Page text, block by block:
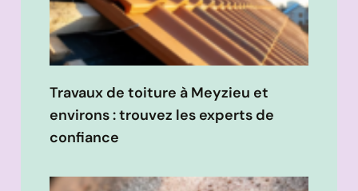
Travaux de toiture à Meyzieu et
environs : trouvez les experts de
confiance